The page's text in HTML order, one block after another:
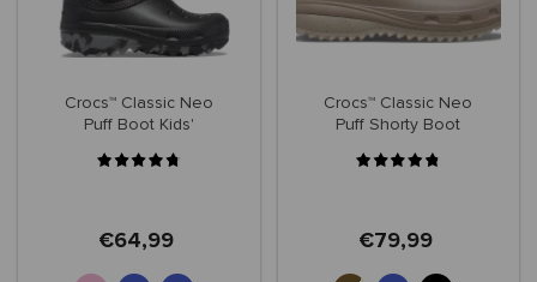
Crocs™ Classic Neo
Puff Boot Kids'
€64,99
Crocs™ Classic Neo
Puff Shorty Boot
€79,99